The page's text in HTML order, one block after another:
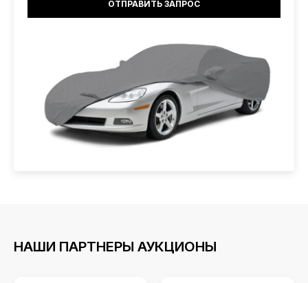
НАШИ ПАРТНЕРЫ АУКЦИОНЫ